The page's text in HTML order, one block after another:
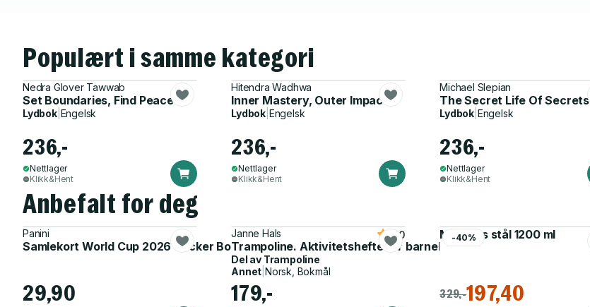
Populært i samme kategori
Nedra Glover Tawwab
Set Boundaries, Find Peace
Lydbok| Engelsk
236,-
Nettlager
Klikk&Hent
Hitendra Wadhwa
Inner Mastery, Outer Impact
Lydbok| Engelsk
236,-
Nettlager
Klikk&Hent
Michael Slepian
The Secret Life Of Secrets
Lydbok Engelsk
236,-
Nettlager
Klikk&Hent
Anbefalt for deg
Panini
Samlekort World Cup 2026 Sticker Booster
29,90
Janne Hals
Trampoline. Aktivitetshefte for barnehagen
5.0
Del av Trampoline
Annet Norsk, Bokmål
179,-
-40%
Matboks stål 1200 ml
329,-197,40